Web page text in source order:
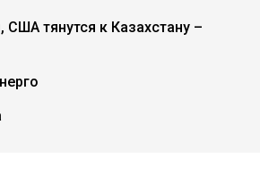
США тянутся к Казахстану –